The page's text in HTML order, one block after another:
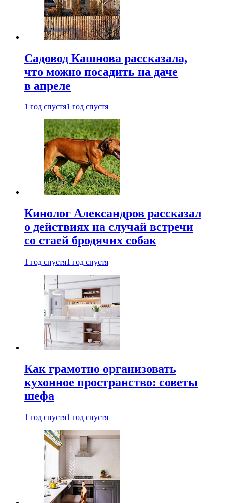
Садовод Кашнова рассказала,
что можно посадить на даче
в апреле
1 год спустя1 год спустя
Кинолог Александров рассказал
о действиях на случай встречи
со стаей бродячих собак
1 год спустя1 год спустя
Как грамотно организовать
кухонное пространство: советы
шефа
1 год спустя1 год спустя